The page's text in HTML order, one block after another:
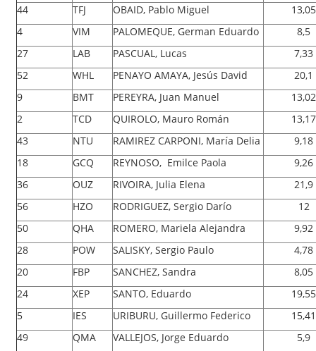
44
TFJ OBAID, Pablo Miguel
13,05
4
VIM PALOMEQUE, German Eduardo
8,5
27
LAB PASCUAL, Lucas
7,33
52
WHL PENAYO AMAYA, Jesús David
20,1
9
BMT PEREYRA, Juan Manuel
13,02
2
TCD QUIROLO, Mauro Román
13,17
43
NTU RAMIREZ CARPONI, María Delia
9,18
18
GCQ REYNOSO, Emilce Paola
9,26
36
OUZ RIVOIRA, Julia Elena
21,9
56
HZO RODRIGUEZ, Sergio Darío
12
50
QHA ROMERO, Mariela Alejandra
9,92
28
POW SALISKY, Sergio Paulo
4,78
20
FBP SANCHEZ, Sandra
8,05
24
XEP SANTO, Eduardo
19,55
5
IES URIBURU, Guillermo Federico
15,41
49
QMA VALLEJOS, Jorge Eduardo
5,9